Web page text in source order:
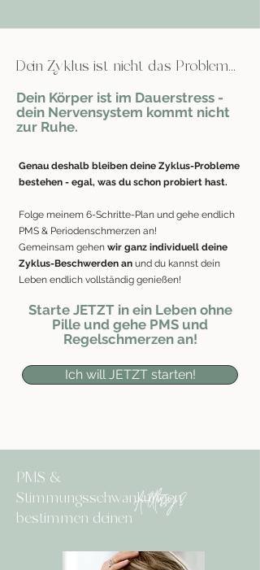
Dein Zyklus ist nicht das Problem...
Dein Körper ist im Dauerstress -
dein Nervensystem kommt nicht
zur Ruhe.
Genau deshalb bleiben deine Zyklus-Probleme
bestehen - egal, was du schon probiert hast.
Folge meinem 6-Schritte-Plan und gehe endlich
PMS & Periodenschmerzen an!
Gemeinsam gehen wir ganz individuell deine
Zyklus-Beschwerden an und du kannst dein
Leben endlich vollständig genießen!
Starte JETZT in ein Leben ohne
Pille und gehe PMS und
Regelschmerzen an!
Ich will JETZT starten!
PMS &
Stimmungsschwankungen
bestimmen deinenAlltag?